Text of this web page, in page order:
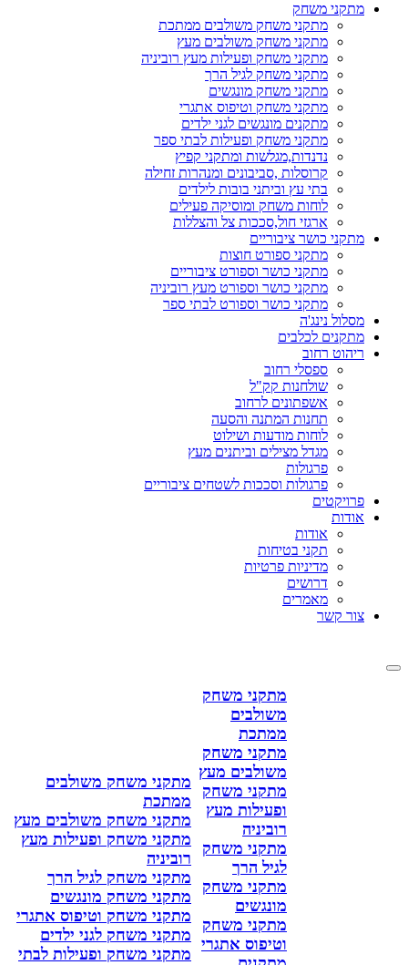
מתקני משחק
מתקני משחק משולבים ממתכת
מתקני משחק משולבים מעץ
מתקני משחק ופעילות מעץ רוביניה
מתקני משחק לגיל הרך
מתקני משחק מונגשים
מתקני משחק וטיפוס אתגרי
מתקנים מונגשים לגני ילדים
מתקני משחק ופעילות לבתי ספר
נדנדות,מגלשות ומתקני קפיץ
קרוסלות ,סביבונים ומנהרות זחילה
בתי עץ וביתני בובות לילדים
לוחות משחק ומוסיקה פעילים
ארגזי חול,סככות צל והצללות
מתקני כושר ציבוריים
מתקני ספורט חוצות
מתקני כושר וספורט ציבוריים
מתקני כושר וספורט מעץ רוביניה
מתקני כושר וספורט לבתי ספר
מסלול נינג'ה
מתקנים לכלבים
ריהוט רחוב
ספסלי רחוב
שולחנות קק"ל
אשפתונים לרחוב
תחנות המתנה והסעה
לוחות מודעות ושילוט
מגדל מצילים וביתנים מעץ
פרגולות
פרגולות וסככות לשטחים ציבוריים
פרויקטים
אודות
אודות
תקני בטיחות
מדיניות פרטיות
דרושים
מאמרים
צור קשר
מתקני משחק
משולבים
ממתכת
מתקני משחק
משולבים מעץ
מתקני משחק
ופעילות מעץ
רוביניה
מתקני משחק
לגיל הרך
מתקני משחק
מונגשים
מתקני משחק
וטיפוס אתגרי
מתקני משחק משולבים
ממתכת
מתקני משחק משולבים מעץ
מתקני משחק ופעילות מעץ
רוביניה
מתקני משחק לגיל הרך
מתקני משחק מונגשים
מתקני משחק וטיפוס אתגרי
מתקני משחק לגני ילדים
מתקני משחק ופעילות לבתי